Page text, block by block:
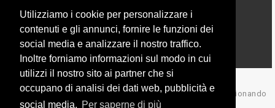
Utilizziamo i cookie per personalizzare i
contenuti e gli annunci, fornire le funzioni dei
social media e analizzare il nostro traffico.
Inoltre forniamo informazioni sul modo in cui
utilizzi il nostro sito ai partner che si
occupano di analisi dei dati web, pubblicità e
social media. Per saperne di più
info@campionando.it
© Copyright 2017 Campionando